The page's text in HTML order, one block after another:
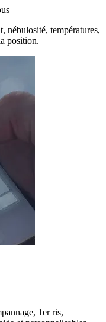
nébulosité, températures,
position.
1er ris,